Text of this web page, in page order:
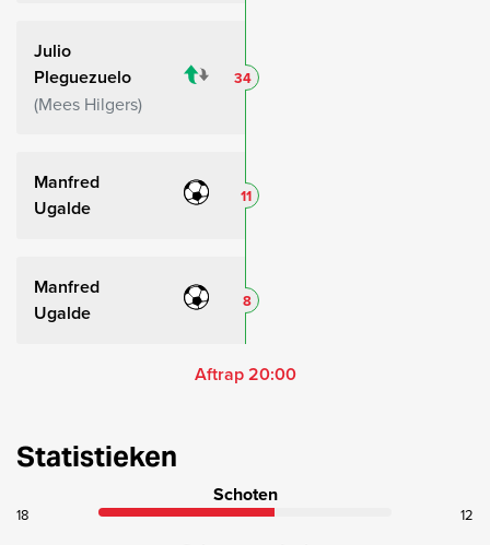
Julio
Pleguezuelo
Mees Hilgers
34
Manfred
Ugalde
11
Manfred
Ugalde
8
Aftrap 20:00
Statistieken
Schoten
18 12